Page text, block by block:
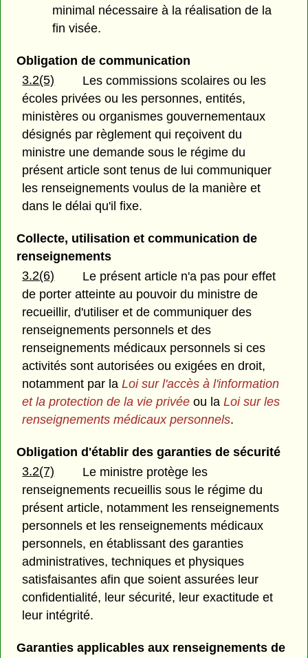
minimal nécessaire à la réalisation de la
fin visée.
Obligation de communication
3.2(5)
Les commissions scolaires ou les
écoles privées ou les personnes, entités,
ministères ou organismes gouvernementaux
désignés par règlement qui reçoivent du
ministre une demande sous le régime du
présent article sont tenus de lui communiquer
les renseignements voulus de la manière et
dans le délai qu'il fixe.
Collecte, utilisation et communication de
renseignements
3.2(6)
Le présent article n'a pas pour effet
de porter atteinte au pouvoir du ministre de
recueillir, d'utiliser et de communiquer des
renseignements personnels et des
renseignements médicaux personnels si ces
activités sont autorisées ou exigées en droit,
notamment par laLoi sur l'accès à l'information
et la protection de la vie privée ou laLoi sur les
renseignements médicaux personnels.
Obligation d'établir des garanties de sécurité
3.2(7)
Le ministre protège les
renseignements recueillis sous le régime du
présent article, notamment les renseignements
personnels et les renseignements médicaux
personnels, en établissant des garanties
administratives, techniques et physiques
satisfaisantes afin que soient assurées leur
confidentialité, leur sécurité, leur exactitude et
leur intégrité.
Garanties applicables aux renseignements de